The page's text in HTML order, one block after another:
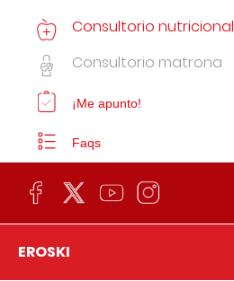
Consultorio nutricional
Consultorio matrona
¡Me apunto!
Faqs
EROSKI